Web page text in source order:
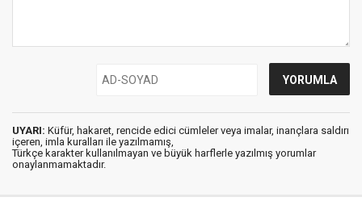
UYARI: Küfür, hakaret, rencide edici cümleler veya imalar, inançlara saldırı
içeren, imla kuralları ile yazılmamış,
Türkçe karakter kullanılmayan ve büyük harflerle yazılmış yorumlar
onaylanmamaktadır.